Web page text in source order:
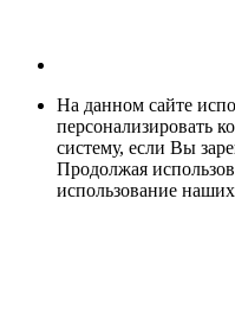
На данном сайте
персонализировать
систему, если Вы
Продолжая
использование